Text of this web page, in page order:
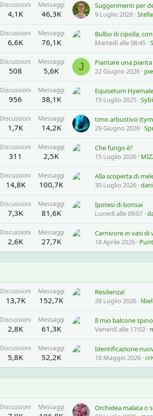
Discussioni
4,1K
Messaggi
46,3K
Suggerimenti per
9 Luglio 2026
Discussioni
6,6K
Messaggi
76,1K
Bulbo di cipolla,
Martedì alle 08:45
Discussioni
508
Messaggi
5,6K J
Piantare una
22 Giugno 2026 joe
Discussioni
956
Messaggi
38,1K
Equisetum Hyemale
15 Luglio 2025
Discussioni
1,7K
Messaggi
14,2K
29 Giugno 2026
Discussioni
311
Messaggi
2,5K
Che fungo è?
15 Luglio 2026
Discussioni
14,8K
Messaggi
100,7K
Alla scoperta di
30 Luglio 2026
Discussioni
7,3K
Messaggi
81,6K
Ipotesi di bonsai
Lunedì alle 09:07
Discussioni
2,6K
Messaggi
27,7K
Carnivore in vasi di
18 Aprile 2026
Discussioni
13,7K
Messaggi
152,7K
Resilienza!
28 Luglio 2026
Discussioni
2,8K
Messaggi
61,3K
Il mio balcone
Venerdì alle 17:02
Discussioni
5,8K
Messaggi
52,2K
Identificazione
18 Maggio 2026
Discussioni Messaggi
Orchidea malata o